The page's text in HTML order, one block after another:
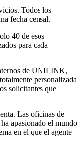
Todos los
fecha censal.
40 de esos
para cada
de UNILINK,
personalizada
solicitantes que
Las oficinas de
apasionado el mundo
en el que el agente